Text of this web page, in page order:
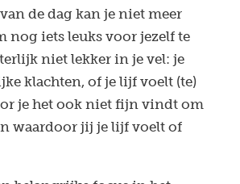
de dag kan je niet meer
nog iets leuks voor jezelf te
niet lekker in je vel: je
klachten, of je lijf voelt (te)
je het ook niet fijn vindt om
waardoor jij je lijf voelt of